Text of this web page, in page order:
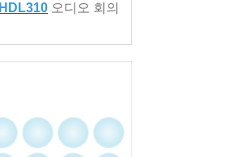
HDL310 오디오 회의